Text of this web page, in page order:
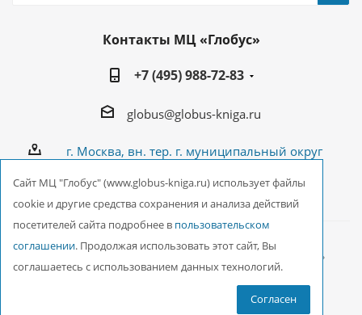
Контакты МЦ «Глобус»
+7 (495) 988-72-83
globus@globus-kniga.ru
г. Москва, вн. тер. г. муниципальный округ
2026 © ООО Межрегиональный Центр «Глобус»
Cайт МЦ "Глобус" (www.globus-kniga.ru) использует файлы
cookie и другие средства сохранения и анализа действий
посетителей сайта подробнее в пользовательском
соглашении. Продолжая использовать этот сайт, Вы
соглашаетесь с использованием данных технологий.
Согласен